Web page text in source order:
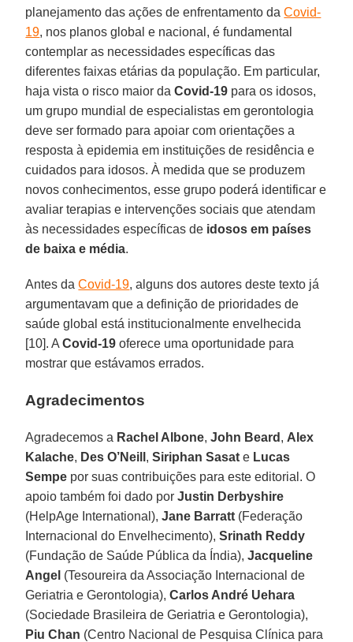
planejamento das ações de enfrentamento daCovid-
19, nos planos global e nacional, é fundamental
contemplar as necessidades específicas das
diferentes faixas etárias da população. Em particular,
haja vista o risco maior daCovid-19 para os idosos,
um grupo mundial de especialistas em gerontologia
deve ser formado para apoiar com orientações a
resposta à epidemia em instituições de residência e
cuidados para idosos. À medida que se produzem
novos conhecimentos, esse grupo poderá identificar e
avaliar terapias e intervenções sociais que atendam
às necessidades específicas de idosos em países
de baixa e média.
Antes daCovid-19, alguns dos autores deste texto já
argumentavam que a definição de prioridades de
saúde global está institucionalmente envelhecida
[10]. ACovid-19 oferece uma oportunidade para
mostrar que estávamos errados.
Agradecimentos
Agradecemos a Rachel Albone,John Beard , Alex
Kalache, Des O’Neill ,Siriphan Sasat e Lucas
Sempe por suas contribuições para este editorial. O
apoio também foi dado porJustin Derbyshire
(HelpAge International),Jane Barratt (Federação
Internacional do Envelhecimento),Srinath Reddy
(Fundação de Saúde Pública da Índia),Jacqueline
Angel (Tesoureira da Associação Internacional de
Geriatria e Gerontologia),Carlos André Uehara
(Sociedade Brasileira de Geriatria e Gerontologia),
Piu Chan (Centro Nacional de Pesquisa Clínica para